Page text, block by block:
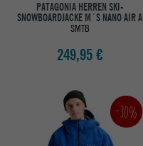
PATAGONIA HERREN SKI-
SNOWBOARDJACKE M´S NANO AIR A
SMTB
249,95 €
-30%